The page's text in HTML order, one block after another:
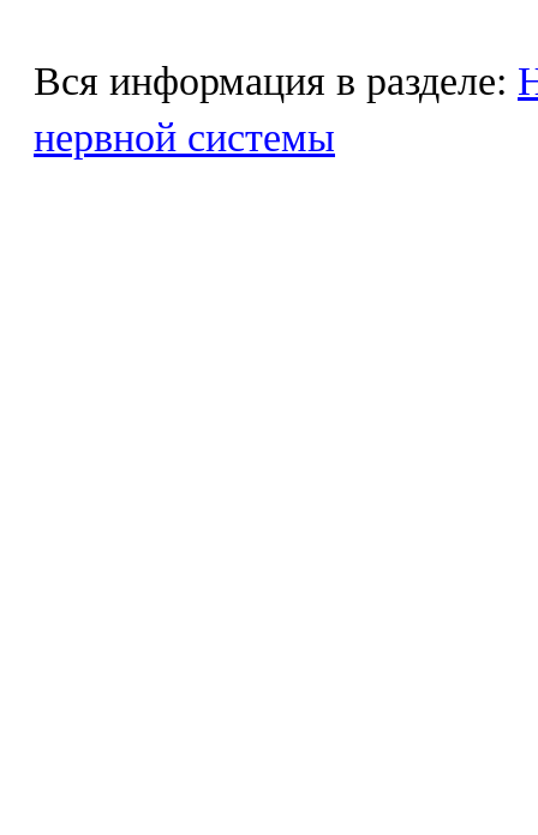
Вся информация в разделе:
нервной системы